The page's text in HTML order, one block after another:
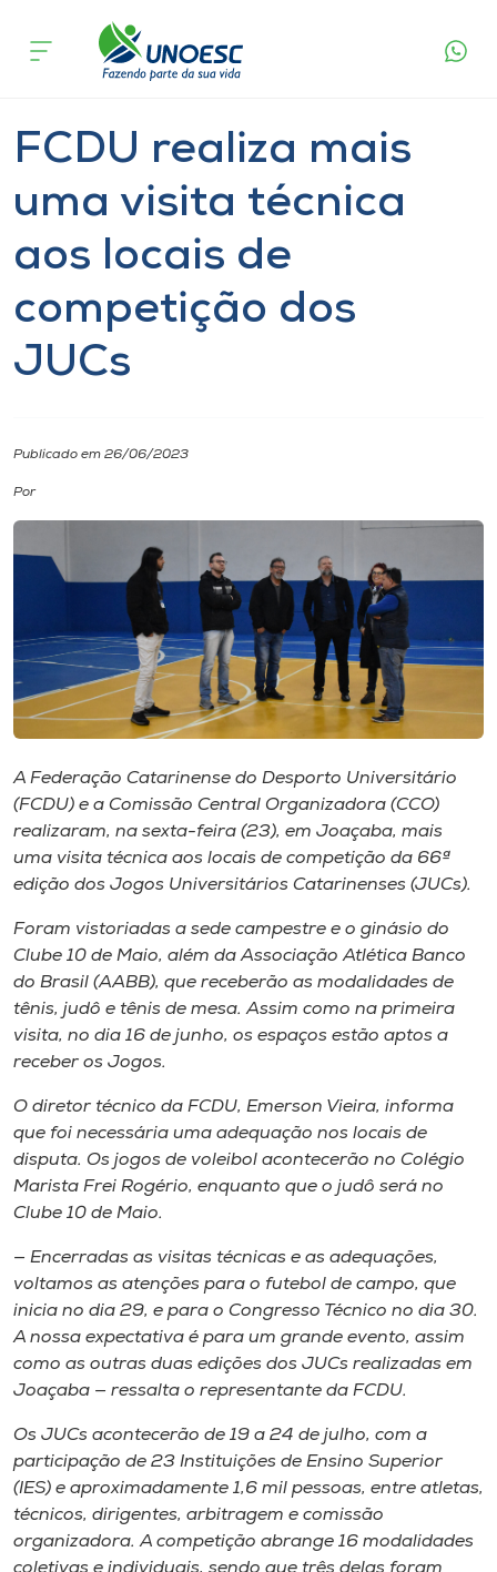
Cursos
Atendimento ao Estudante
Portal de Ensino
Internacionalização
Diplomados
Cultura
CPA
Biblioteca
Editora
Rádio
Museu
Unoesc
Store
Selecione
o idioma
A+
A-
acontece
Esporte
FCDU realiza mais
uma visita técnica
aos locais de
competição dos
JUCs
Publicado em 26/06/2023
Por
A Federação Catarinense do Desporto Universitário
(FCDU) e a Comissão Central Organizadora (CCO)
realizaram, na sexta-feira (23), em Joaçaba, mais
uma visita técnica aos locais de competição da 66ª
edição dos Jogos Universitários Catarinenses (JUCs).
Foram vistoriadas a sede campestre e o ginásio do
Clube 10 de Maio, além da Associação Atlética Banco
do Brasil (AABB), que receberão as modalidades de
tênis, judô e tênis de mesa. Assim como na primeira
visita, no dia 16 de junho, os espaços estão aptos a
receber os Jogos.
O diretor técnico da FCDU, Emerson Vieira, informa
que foi necessária uma adequação nos locais de
disputa. Os jogos de voleibol acontecerão no Colégio
Marista Frei Rogério, enquanto que o judô será no
Clube 10 de Maio.
— Encerradas as visitas técnicas e as adequações,
voltamos as atenções para o futebol de campo, que
inicia no dia 29, e para o Congresso Técnico no dia 30.
A nossa expectativa é para um grande evento, assim
como as outras duas edições dos JUCs realizadas em
Joaçaba — ressalta o representante da FCDU.
Os JUCs acontecerão de 19 a 24 de julho, com a
participação de 23 Instituições de Ensino Superior
(IES) e aproximadamente 1,6 mil pessoas, entre atletas,
técnicos, dirigentes, arbitragem e comissão
organizadora. A competição abrange 16 modalidades
coletivas e individuais, sendo que três delas foram